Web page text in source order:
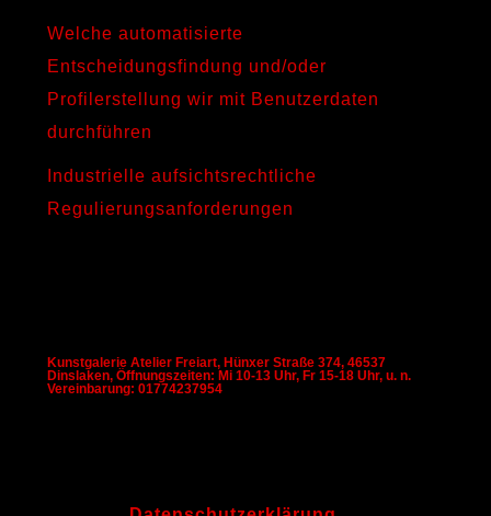
Welche automatisierte
Entscheidungsfindung und/oder
Profilerstellung wir mit Benutzerdaten
durchführen
Industrielle aufsichtsrechtliche
Regulierungsanforderungen
Kunstgalerie Atelier Freiart, Hünxer Straße 374, 46537
Dinslaken, Öffnungszeiten: Mi 10-13 Uhr, Fr 15-18 Uhr, u. n.
Vereinbarung: 01774237954